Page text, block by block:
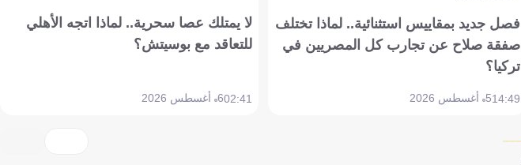
فصل جديد بمقاييس استثنائية.. لماذا تختلف
صفقة صلاح عن تجارب كل المصريين في
تركيا؟
14:495 أغسطس 2026
لا يمتلك عصا سحرية.. لماذا اتجه الأهلي
للتعاقد مع بوسيتش؟
02:416 أغسطس 2026